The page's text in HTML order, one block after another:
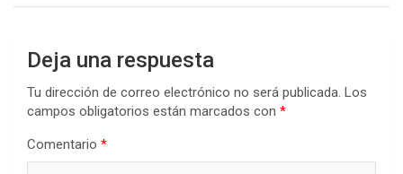
Deja una respuesta
Tu dirección de correo electrónico no será publicada. Los
campos obligatorios están marcados con *
Comentario *